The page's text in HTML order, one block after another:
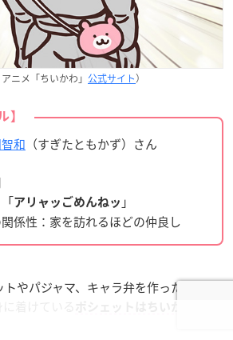
アニメ「ちいかわ」 公式サイト）
】
和 （すぎたともかず）さん
アリャッごめんねッ 」
係性：家を訪れるほどの仲良し
やパジャマ、キャラ弁を作ったりでき